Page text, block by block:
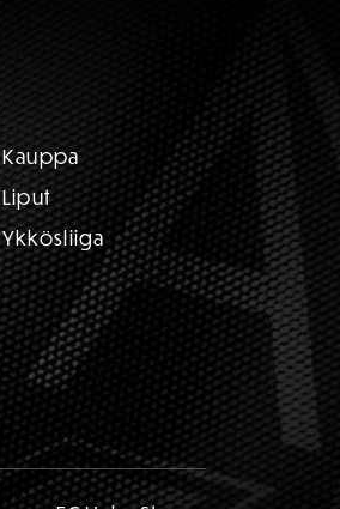
Kauppa
Liput
Ykkösliiga